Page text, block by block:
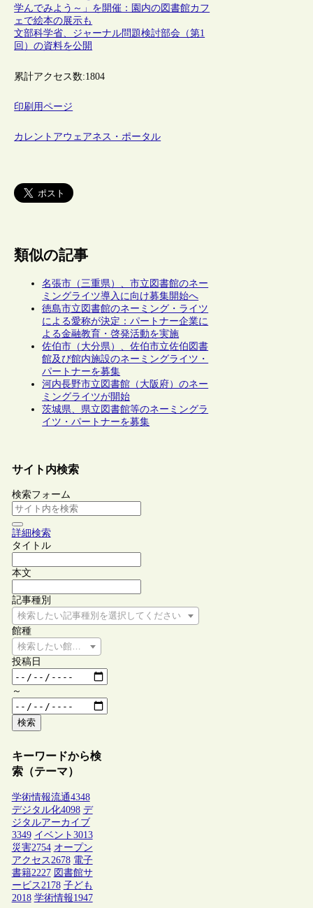
学んでみよう～」を開催：園内の図書館カフ
ェで絵本の展示も
文部科学省、ジャーナル問題検討部会（第1
回）の資料を公開
累計アクセス数:1804
印刷用ページ
カレントアウェアネス・ポータル
類似の記事
名張市（三重県）、市立図書館のネー
ミングライツ導入に向け募集開始へ
徳島市立図書館のネーミング・ライツ
による愛称が決定：パートナー企業に
よる金融教育・啓発活動を実施
佐伯市（大分県）、佐伯市立佐伯図書
館及び館内施設のネーミングライツ・
パートナーを募集
河内長野市立図書館（大阪府）のネー
ミングライツが開始
茨城県、県立図書館等のネーミングラ
イツ・パートナーを募集
サイト内検索
検索フォーム
詳細検索
タイトル
本文
記事種別
検索したい記事種別を選択してください
館種
検索したい館種を選択してください
投稿日
～
検索
キーワードから検
索（テーマ）
学術情報流通4348
デジタル化4098 デ
ジタルアーカイブ
3349 イベント 3013
災害2754 オープン
アクセス 2678 電子
書籍2227 図書館サ
ービス 2178 子ども
2018 学術情報1947